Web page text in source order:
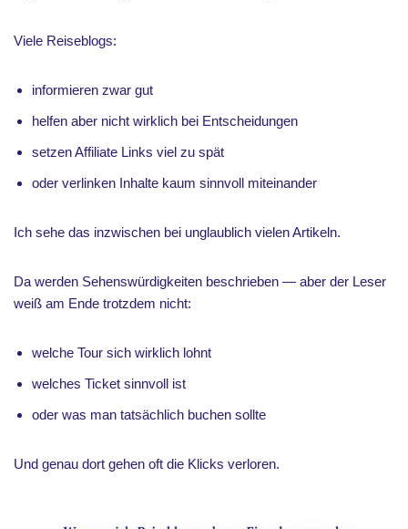
Viele Reiseblogs:
informieren zwar gut
helfen aber nicht wirklich bei Entscheidungen
setzen Affiliate Links viel zu spät
oder verlinken Inhalte kaum sinnvoll miteinander
Ich sehe das inzwischen bei unglaublich vielen Artikeln.
Da werden Sehenswürdigkeiten beschrieben — aber der Leser
weiß am Ende trotzdem nicht:
welche Tour sich wirklich lohnt
welches Ticket sinnvoll ist
oder was man tatsächlich buchen sollte
Und genau dort gehen oft die Klicks verloren.